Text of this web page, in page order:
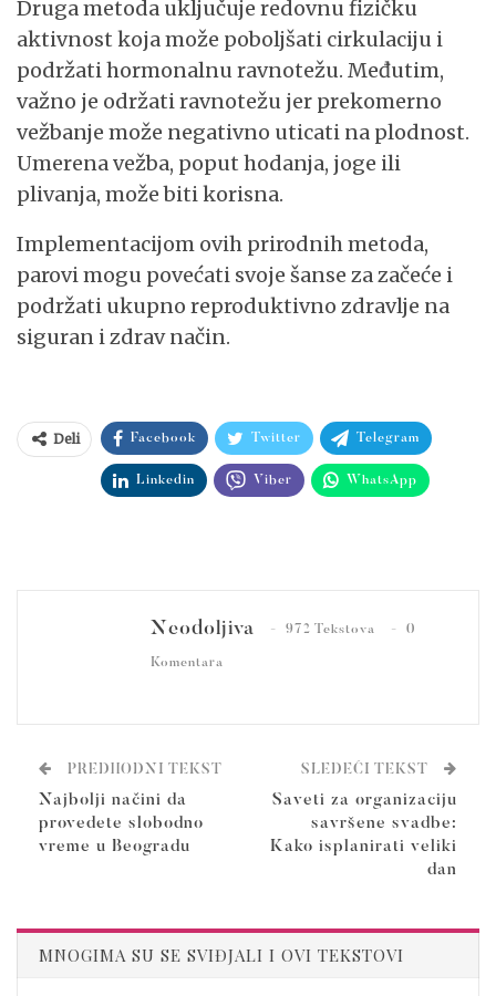
Druga metoda uključuje redovnu fizičku
aktivnost koja može poboljšati cirkulaciju i
podržati hormonalnu ravnotežu. Međutim,
važno je održati ravnotežu jer prekomerno
vežbanje može negativno uticati na plodnost.
Umerena vežba, poput hodanja, joge ili
plivanja, može biti korisna.
Implementacijom ovih prirodnih metoda,
parovi mogu povećati svoje šanse za začeće i
podržati ukupno reproduktivno zdravlje na
siguran i zdrav način.
Deli Facebook Twitter Telegram
Linkedin Viber WhatsApp
Neodoljiva 972 Tekstova 0
Komentara
PREDHODNI TEKST
Najbolji načini da
provedete slobodno
vreme u Beogradu
SLEDEĆI TEKST
Saveti za organizaciju
savršene svadbe:
Kako isplanirati veliki
dan
MNOGIMA SU SE SVIĐJALI I OVI TEKSTOVI